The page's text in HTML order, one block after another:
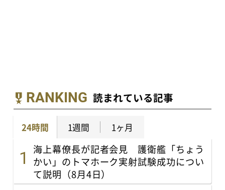
RANKING 読まれている記事
24時間 1週間 1ヶ月
海上幕僚長が記者会見 護衛艦「ちょう
かい」のトマホーク実射試験成功につい
て説明（8月4日）